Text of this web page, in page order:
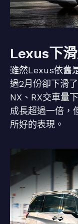
Lexus下
雖然Lexus依舊
過2月份卻下滑
NX、RX交車量
成長超過一倍，
所好的表現。